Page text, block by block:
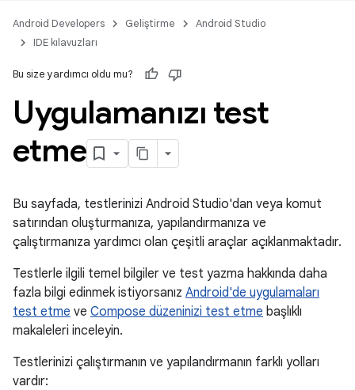
Android Developers Geliştirme
Android Studio
IDE kılavuzları
Bu size yardımcı oldu mu?
Uygulamanızı test
etme
Bu sayfada, testlerinizi Android Studio'dan veya komut
satırından oluşturmanıza, yapılandırmanıza ve
çalıştırmanıza yardımcı olan çeşitli araçlar açıklanmaktadır.
Testlerle ilgili temel bilgiler ve test yazma hakkında daha
fazla bilgi edinmek istiyorsanız Android'de uygulamaları
test etme ve Compose düzeninizi test etme başlıklı
makaleleri inceleyin.
Testlerinizi çalıştırmanın ve yapılandırmanın farklı yolları
vardır: